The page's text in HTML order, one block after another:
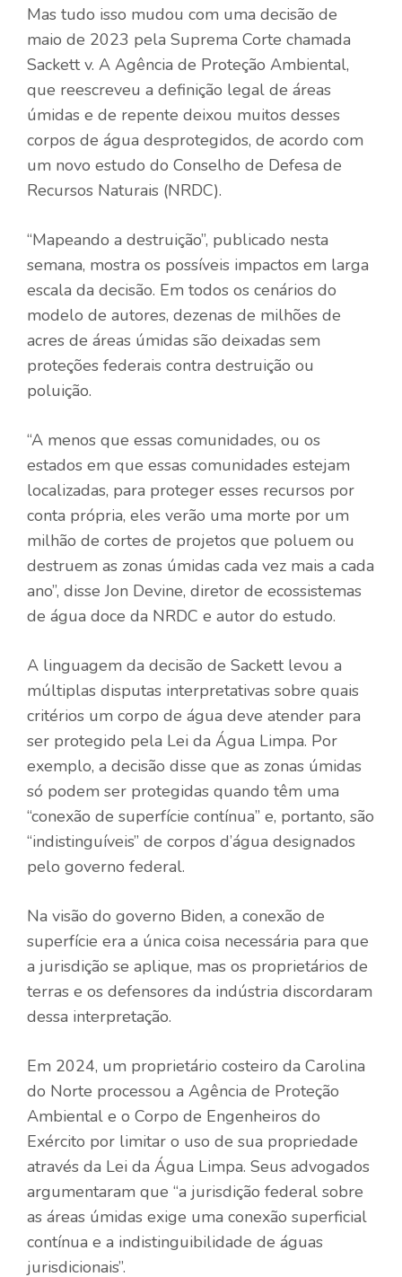
Mas tudo isso mudou com uma decisão de
maio de 2023 pela Suprema Corte chamada
Sackett v. A Agência de Proteção Ambiental,
que reescreveu a definição legal de áreas
úmidas e de repente deixou muitos desses
corpos de água desprotegidos, de acordo com
um novo estudo do Conselho de Defesa de
Recursos Naturais (NRDC).
“Mapeando a destruição”, publicado nesta
semana, mostra os possíveis impactos em larga
escala da decisão. Em todos os cenários do
modelo de autores, dezenas de milhões de
acres de áreas úmidas são deixadas sem
proteções federais contra destruição ou
poluição.
“A menos que essas comunidades, ou os
estados em que essas comunidades estejam
localizadas, para proteger esses recursos por
conta própria, eles verão uma morte por um
milhão de cortes de projetos que poluem ou
destruem as zonas úmidas cada vez mais a cada
ano”, disse Jon Devine, diretor de ecossistemas
de água doce da NRDC e autor do estudo.
A linguagem da decisão de Sackett levou a
múltiplas disputas interpretativas sobre quais
critérios um corpo de água deve atender para
ser protegido pela Lei da Água Limpa. Por
exemplo, a decisão disse que as zonas úmidas
só podem ser protegidas quando têm uma
“conexão de superfície contínua” e, portanto, são
“indistinguíveis” de corpos d’água designados
pelo governo federal.
Na visão do governo Biden, a conexão de
superfície era a única coisa necessária para que
a jurisdição se aplique, mas os proprietários de
terras e os defensores da indústria discordaram
dessa interpretação.
Em 2024, um proprietário costeiro da Carolina
do Norte processou a Agência de Proteção
Ambiental e o Corpo de Engenheiros do
Exército por limitar o uso de sua propriedade
através da Lei da Água Limpa. Seus advogados
argumentaram que “a jurisdição federal sobre
as áreas úmidas exige uma conexão superficial
contínua e a indistinguibilidade de águas
jurisdicionais”.